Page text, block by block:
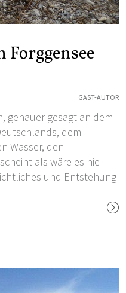
Forggensee
GAST-AUTOR
genauer gesagt an dem
dem
Wasser, den
als wäre es nie
und Entstehung